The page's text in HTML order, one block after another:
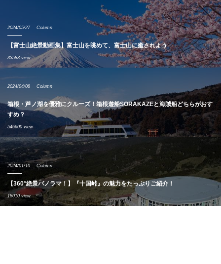
2024/05/27 Column
【富士山絶景動画集】富士山を眺めて、富士山に癒されよう
33583 view
2024/04/08 Column
箱根・芦ノ湖を優雅にクルーズ！箱根遊船SORAKAZEと海賊船どちらがおす
すめ？
546600 view
2024/01/10 Column
【360°絶景パノラマ！】『十国峠』の魅力をたっぷりご紹介！
18010 view